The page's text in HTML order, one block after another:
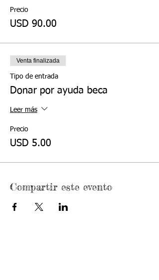
Precio
USD 90.00
Venta finalizada
Tipo de entrada
Donar por ayuda beca
Leer más
Precio
USD 5.00
Compartir este evento